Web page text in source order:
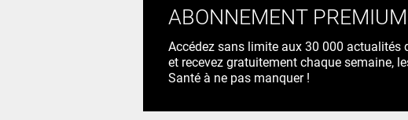
ABONNEMENT PREMIUM
Accédez sans limite aux 30 000 actualités
et recevez gratuitement chaque semaine,
Santé à ne pas manquer !